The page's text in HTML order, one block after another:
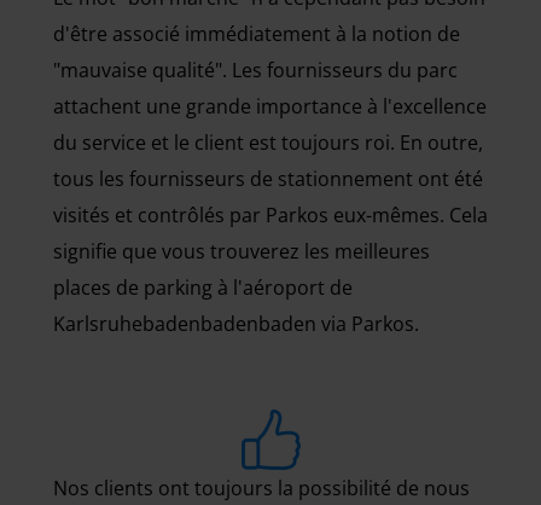
d'être associé immédiatement à la notion de
"mauvaise qualité". Les fournisseurs du parc
attachent une grande importance à l'excellence
du service et le client est toujours roi. En outre,
tous les fournisseurs de stationnement ont été
visités et contrôlés par Parkos eux-mêmes. Cela
signifie que vous trouverez les meilleures
places de parking à l'aéroport de
Karlsruhebadenbadenbaden via Parkos.
Nos clients ont toujours la possibilité de nous